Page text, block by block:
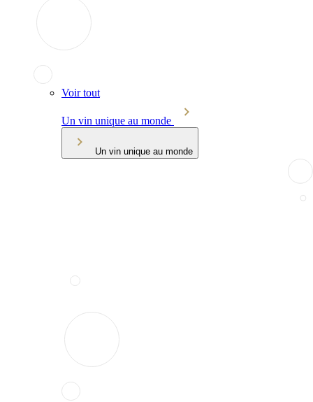
Voir tout
Un vin unique au monde
Un vin unique au monde